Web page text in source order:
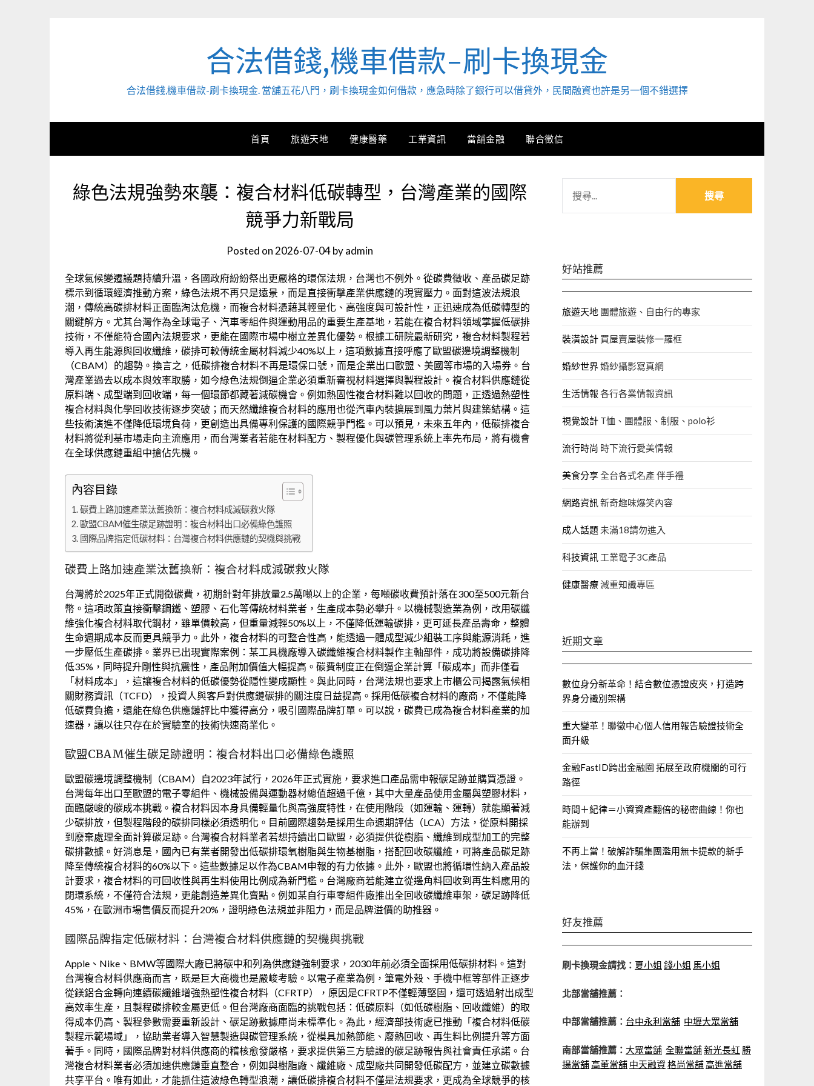
合法借錢,機車借款-刷卡換現金
合法借錢,機車借款-刷卡換現金. 當舖五花八門，刷卡換現金如何借款，應急時除了銀行可以借貸外，民間融資也許是另一個不錯選擇
首頁 旅遊天地 健康醫藥 工業資訊 當舖金融 聯合徵信
綠色法規強勢來襲：複合材料低碳轉型，台灣產業的國際
競爭力新戰局
Posted on 2026-07-04byadmin
全球氣候變遷議題持續升溫，各國政府紛紛祭出更嚴格的環保法規，台灣也不例外。從碳費徵收、產品碳足跡
標示到循環經濟推動方案，綠色法規不再只是遠景，而是直接衝擊產業供應鏈的現實壓力。面對這波法規浪
潮，傳統高碳排材料正面臨淘汰危機，而複合材料憑藉其輕量化、高強度與可設計性，正迅速成為低碳轉型的
關鍵解方。尤其台灣作為全球電子、汽車零組件與運動用品的重要生產基地，若能在複合材料領域掌握低碳排
技術，不僅能符合國內法規要求，更能在國際市場中樹立差異化優勢。根據工研院最新研究，複合材料製程若
導入再生能源與回收纖維，碳排可較傳統金屬材料減少40%以上，這項數據直接呼應了歐盟碳邊境調整機制
（CBAM）的趨勢。換言之，低碳排複合材料不再是環保口號，而是企業出口歐盟、美國等市場的入場券。台
灣產業過去以成本與效率取勝，如今綠色法規倒逼企業必須重新審視材料選擇與製程設計。複合材料供應鏈從
原料端、成型端到回收端，每一個環節都藏著減碳機會。例如熱固性複合材料難以回收的問題，正透過熱塑性
複合材料與化學回收技術逐步突破；而天然纖維複合材料的應用也從汽車內裝擴展到風力葉片與建築結構。這
些技術演進不僅降低環境負荷，更創造出具備專利保護的國際競爭門檻。可以預見，未來五年內，低碳排複合
材料將從利基市場走向主流應用，而台灣業者若能在材料配方、製程優化與碳管理系統上率先布局，將有機會
在全球供應鏈重組中搶佔先機。
內容目錄
碳費上路加速產業汰舊換新：複合材料成減碳救火隊
歐盟CBAM催生碳足跡證明：複合材料出口必備綠色護照
國際品牌指定低碳材料：台灣複合材料供應鏈的契機與挑戰
碳費上路加速產業汰舊換新：複合材料成減碳救火隊
台灣將於2025年正式開徵碳費，初期針對年排放量2.5萬噸以上的企業，每噸碳收費預計落在300至500元新台
幣。這項政策直接衝擊鋼鐵、塑膠、石化等傳統材料業者，生產成本勢必攀升。以機械製造業為例，改用碳纖
維強化複合材料取代鋼材，雖單價較高，但重量減輕50%以上，不僅降低運輸碳排，更可延長產品壽命，整體
生命週期成本反而更具競爭力。此外，複合材料的可整合性高，能透過一體成型減少組裝工序與能源消耗，進
一步壓低生產碳排。業界已出現實際案例：某工具機廠導入碳纖維複合材料製作主軸部件，成功將設備碳排降
低35%，同時提升剛性與抗震性，產品附加價值大幅提高。碳費制度正在倒逼企業計算「碳成本」而非僅看
「材料成本」，這讓複合材料的低碳優勢從隱性變成顯性。與此同時，台灣法規也要求上市櫃公司揭露氣候相
關財務資訊（TCFD），投資人與客戶對供應鏈碳排的關注度日益提高。採用低碳複合材料的廠商，不僅能降
低碳費負擔，還能在綠色供應鏈評比中獲得高分，吸引國際品牌訂單。可以說，碳費已成為複合材料產業的加
速器，讓以往只存在於實驗室的技術快速商業化。
歐盟CBAM催生碳足跡證明：複合材料出口必備綠色護照
歐盟碳邊境調整機制（CBAM）自2023年試行，2026年正式實施，要求進口產品需申報碳足跡並購買憑證。
台灣每年出口至歐盟的電子零組件、機械設備與運動器材總值超過千億，其中大量產品使用金屬與塑膠材料，
面臨嚴峻的碳成本挑戰。複合材料因本身具備輕量化與高強度特性，在使用階段（如運輸、運轉）就能顯著減
少碳排放，但製程階段的碳排同樣必須透明化。目前國際趨勢是採用生命週期評估（LCA）方法，從原料開採
到廢棄處理全面計算碳足跡。台灣複合材料業者若想持續出口歐盟，必須提供從樹脂、纖維到成型加工的完整
碳排數據。好消息是，國內已有業者開發出低碳排環氧樹脂與生物基樹脂，搭配回收碳纖維，可將產品碳足跡
降至傳統複合材料的60%以下。這些數據足以作為CBAM申報的有力依據。此外，歐盟也將循環性納入產品設
計要求，複合材料的可回收性與再生料使用比例成為新門檻。台灣廠商若能建立從邊角料回收到再生料應用的
閉環系統，不僅符合法規，更能創造差異化賣點。例如某自行車零組件廠推出全回收碳纖維車架，碳足跡降低
45%，在歐洲市場售價反而提升20%，證明綠色法規並非阻力，而是品牌溢價的助推器。
國際品牌指定低碳材料：台灣複合材料供應鏈的契機與挑戰
Apple、Nike、BMW等國際大廠已將碳中和列為供應鏈強制要求，2030年前必須全面採用低碳排材料。這對
台灣複合材料供應商而言，既是巨大商機也是嚴峻考驗。以電子產業為例，筆電外殼、手機中框等部件正逐步
從鎂鋁合金轉向連續碳纖維增強熱塑性複合材料（CFRTP），原因是CFRTP不僅輕薄堅固，還可透過射出成型
高效率生產，且製程碳排較金屬更低。但台灣廠商面臨的挑戰包括：低碳原料（如低碳樹脂、回收纖維）的取
得成本仍高、製程參數需要重新設計、碳足跡數據庫尚未標準化。為此，經濟部技術處已推動「複合材料低碳
製程示範場域」，協助業者導入智慧製造與碳管理系統，從模具加熱節能、廢熱回收、再生料比例提升等方面
著手。同時，國際品牌對材料供應商的稽核愈發嚴格，要求提供第三方驗證的碳足跡報告與社會責任承諾。台
灣複合材料業者必須加速供應鏈垂直整合，例如與樹脂廠、纖維廠、成型廠共同開發低碳配方，並建立碳數據
共享平台。唯有如此，才能抓住這波綠色轉型浪潮，讓低碳排複合材料不僅是法規要求，更成為全球競爭的核
關
好站推薦
旅遊天地 團體旅遊、自由行的專家‎
裝潢設計 買屋賣屋裝修一羅框
婚紗世界婚紗攝影寫真網
生活情報 各行各業情報資訊
視覺設計 T恤、團體服、制服、polo衫
流行時尚 時下流行愛美情報
美食分享全台各式名產 伴手禮
網路資訊 新奇趣味爆笑內容
成人話題 未滿18請勿進入
科技資訊 工業電子3C產品
健康醫療減重知識專區
近期文章
數位身分新革命！結合數位憑證皮夾，打造跨
界身分識別架構
重大變革！聯徵中心個人信用報告驗證技術全
面升級
金融FastID跨出金融圈 拓展至政府機關的可行
路徑
時間＋紀律＝小資資產翻倍的秘密曲線！你也
能辦到
不再上當！破解詐騙集團濫用無卡提款的新手
法，保護你的血汗錢
好友推薦
刷卡換現金請找： 夏小姐 錢小姐 馬小姐
北部當舖推薦：
中部當舖推薦： 台中永利當舖 中壢大眾當舖
南部當舖推薦： 大眾當舖 全聯當舖新光長虹 勝
揚當舖高董當舖 中天融資格尚當舖高進當舖